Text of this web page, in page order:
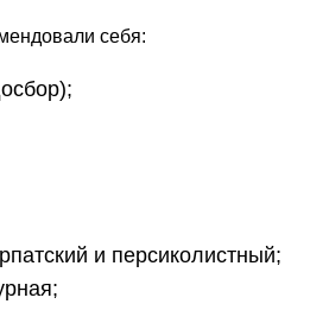
себя:
и персиколистный;